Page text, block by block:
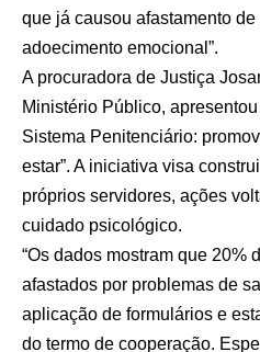
que já causou afastamento
adoecimento emocional”.
A procuradora de Justiça
Ministério Público,
Sistema Penitenciário:
estar”. A iniciativa visa
próprios servidores, ações
cuidado psicológico.
“Os dados mostram que 20%
afastados por problemas de
aplicação de formulários e
do termo de cooperação.